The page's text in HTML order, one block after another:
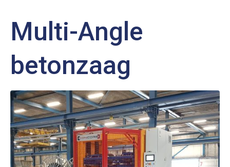
Multi-Angle
betonzaag